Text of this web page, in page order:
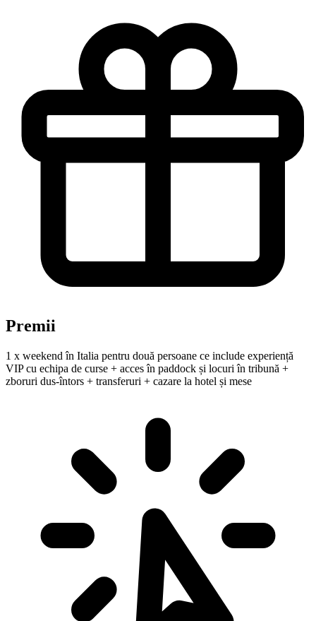
Premii
1 x weekend în Italia pentru două persoane ce include experiență
VIP cu echipa de curse + acces în paddock și locuri în tribună +
zboruri dus-întors + transferuri + cazare la hotel și mese